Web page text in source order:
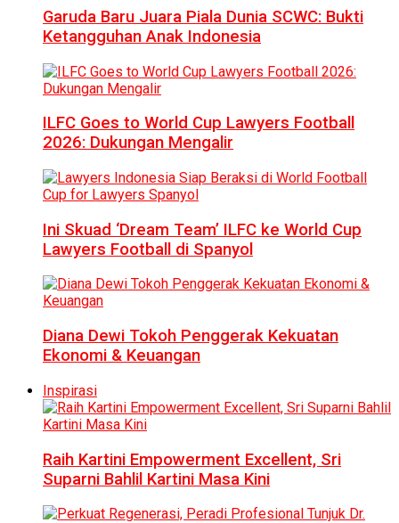
Garuda Baru Juara Piala Dunia SCWC: Bukti
Ketangguhan Anak Indonesia
ILFC Goes to World Cup Lawyers Football
2026: Dukungan Mengalir
Ini Skuad ‘Dream Team’ ILFC ke World Cup
Lawyers Football di Spanyol
Diana Dewi Tokoh Penggerak Kekuatan
Ekonomi & Keuangan
Inspirasi
Raih Kartini Empowerment Excellent, Sri
Suparni Bahlil Kartini Masa Kini